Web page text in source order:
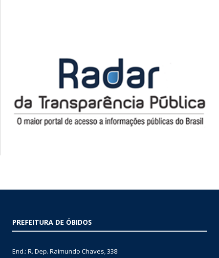
PREFEITURA DE ÓBIDOS
End.: R. Dep. Raimundo Chaves, 338